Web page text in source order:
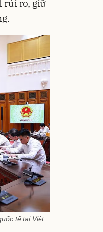
rủi ro, giữ
tế tại Việt